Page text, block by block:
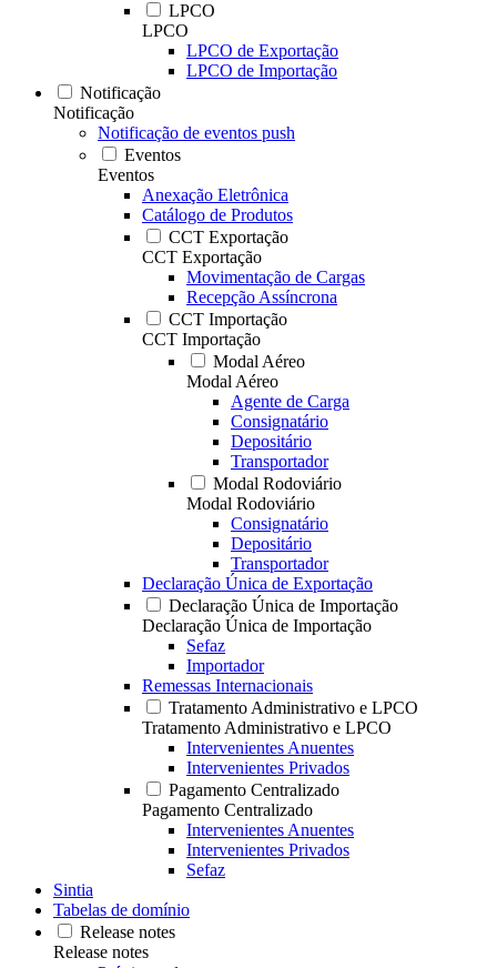
LPCO
LPCO
LPCO de Exportação
LPCO de Importação
Notificação
Notificação
Notificação de eventos push
Eventos
Eventos
Anexação Eletrônica
Catálogo de Produtos
CCT Exportação
CCT Exportação
Movimentação de Cargas
Recepção Assíncrona
CCT Importação
CCT Importação
Modal Aéreo
Modal Aéreo
Agente de Carga
Consignatário
Depositário
Transportador
Modal Rodoviário
Modal Rodoviário
Consignatário
Depositário
Transportador
Declaração Única de Exportação
Declaração Única de Importação
Declaração Única de Importação
Sefaz
Importador
Remessas Internacionais
Tratamento Administrativo e LPCO
Tratamento Administrativo e LPCO
Intervenientes Anuentes
Intervenientes Privados
Pagamento Centralizado
Pagamento Centralizado
Intervenientes Anuentes
Intervenientes Privados
Sefaz
Sintia
Tabelas de domínio
Release notes
Release notes